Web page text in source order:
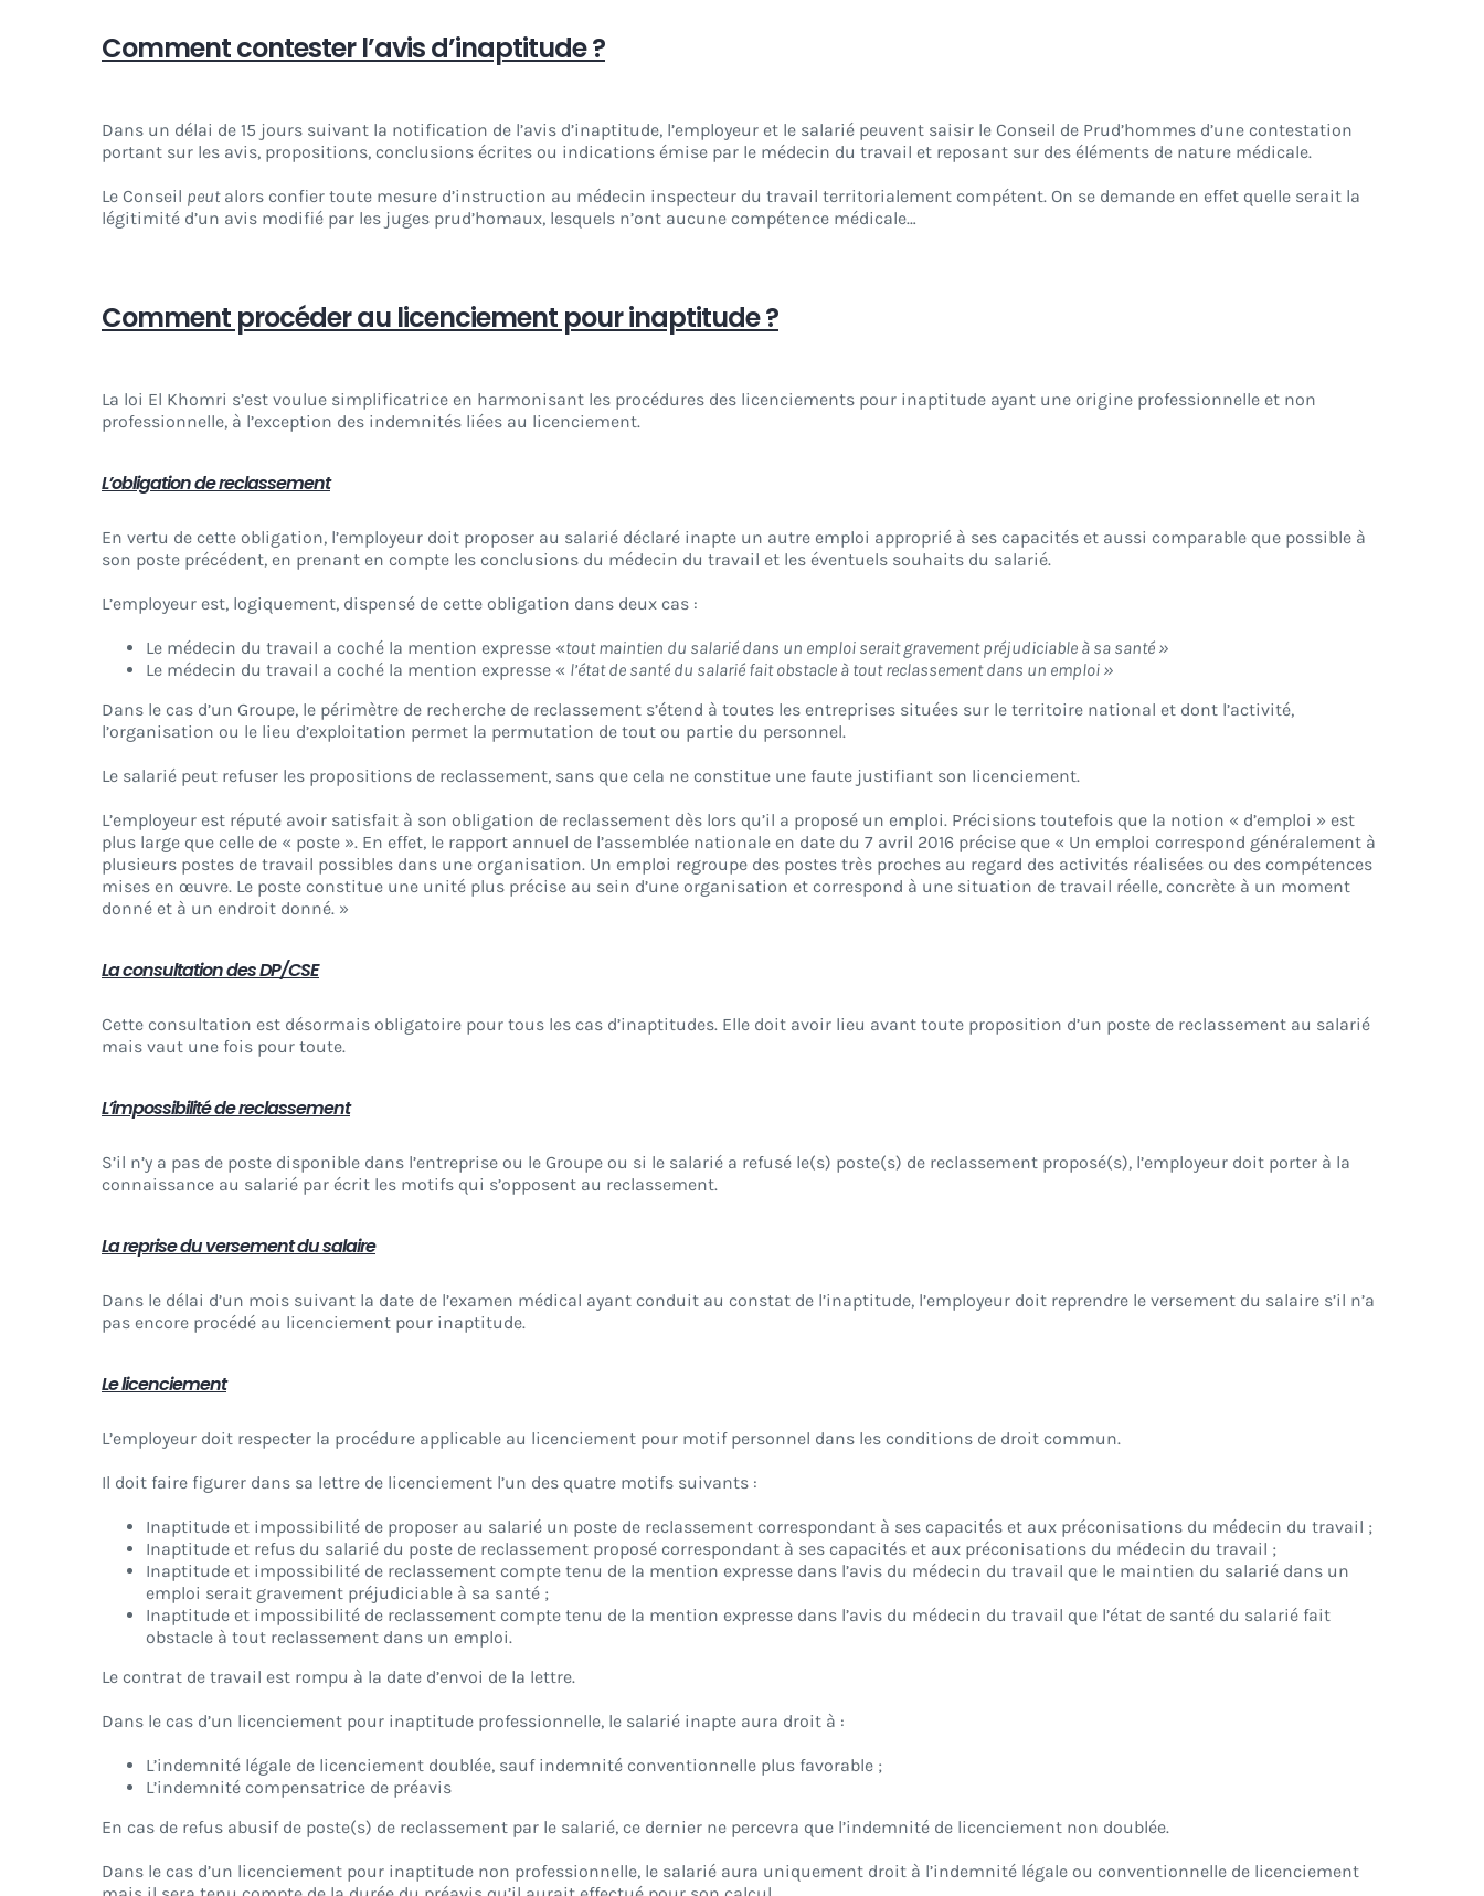
Comment contester l’avis d’inaptitude ?
Dans un délai de 15 jours suivant la notification de l’avis d’inaptitude, l’employeur et le salarié peuvent saisir le Conseil de Prud’hommes d’une contestation
portant sur les avis, propositions, conclusions écrites ou indications émise par le médecin du travail et reposant sur des éléments de nature médicale.
Le Conseil peutalors confier toute mesure d’instruction au médecin inspecteur du travail territorialement compétent. On se demande en effet quelle serait la
légitimité d’un avis modifié par les juges prud’homaux, lesquels n’ont aucune compétence médicale…
Comment procéder au licenciement pour inaptitude ?
La loi El Khomri s’est voulue simplificatrice en harmonisant les procédures des licenciements pour inaptitude ayant une origine professionnelle et non
professionnelle, à l’exception des indemnités liées au licenciement.
L’obligation de reclassement
En vertu de cette obligation, l’employeur doit proposer au salarié déclaré inapte un autre emploi approprié à ses capacités et aussi comparable que possible à
son poste précédent, en prenant en compte les conclusions du médecin du travail et les éventuels souhaits du salarié.
L’employeur est, logiquement, dispensé de cette obligation dans deux cas :
Le médecin du travail a coché la mention expresse «tout maintien du salarié dans un emploi serait gravement préjudiciable à sa santé »
Le médecin du travail a coché la mention expresse « l’état de santé du salarié fait obstacle à tout reclassement dans un emploi »
Dans le cas d’un Groupe, le périmètre de recherche de reclassement s’étend à toutes les entreprises situées sur le territoire national et dont l’activité,
l’organisation ou le lieu d’exploitation permet la permutation de tout ou partie du personnel.
Le salarié peut refuser les propositions de reclassement, sans que cela ne constitue une faute justifiant son licenciement.
L’employeur est réputé avoir satisfait à son obligation de reclassement dès lors qu’il a proposé un emploi. Précisions toutefois que la notion « d’emploi » est
plus large que celle de « poste ». En effet, le rapport annuel de l’assemblée nationale en date du 7 avril 2016 précise que « Un emploi correspond généralement à
plusieurs postes de travail possibles dans une organisation. Un emploi regroupe des postes très proches au regard des activités réalisées ou des compétences
mises en œuvre. Le poste constitue une unité plus précise au sein d’une organisation et correspond à une situation de travail réelle, concrète à un moment
donné et à un endroit donné. »
La consultation des DP/CSE
Cette consultation est désormais obligatoire pour tous les cas d’inaptitudes. Elle doit avoir lieu avant toute proposition d’un poste de reclassement au salarié
mais vaut une fois pour toute.
L’impossibilité de reclassement
S’il n’y a pas de poste disponible dans l’entreprise ou le Groupe ou si le salarié a refusé le(s) poste(s) de reclassement proposé(s), l’employeur doit porter à la
connaissance au salarié par écrit les motifs qui s’opposent au reclassement.
La reprise du versement du salaire
Dans le délai d’un mois suivant la date de l’examen médical ayant conduit au constat de l’inaptitude, l’employeur doit reprendre le versement du salaire s’il n’a
pas encore procédé au licenciement pour inaptitude.
Le licenciement
L’employeur doit respecter la procédure applicable au licenciement pour motif personnel dans les conditions de droit commun.
Il doit faire figurer dans sa lettre de licenciement l’un des quatre motifs suivants :
Inaptitude et impossibilité de proposer au salarié un poste de reclassement correspondant à ses capacités et aux préconisations du médecin du travail ;
Inaptitude et refus du salarié du poste de reclassement proposé correspondant à ses capacités et aux préconisations du médecin du travail ;
Inaptitude et impossibilité de reclassement compte tenu de la mention expresse dans l’avis du médecin du travail que le maintien du salarié dans un
emploi serait gravement préjudiciable à sa santé ;
Inaptitude et impossibilité de reclassement compte tenu de la mention expresse dans l’avis du médecin du travail que l’état de santé du salarié fait
obstacle à tout reclassement dans un emploi.
Le contrat de travail est rompu à la date d’envoi de la lettre.
Dans le cas d’un licenciement pour inaptitude professionnelle, le salarié inapte aura droit à :
L’indemnité légale de licenciement doublée, sauf indemnité conventionnelle plus favorable ;
L’indemnité compensatrice de préavis
En cas de refus abusif de poste(s) de reclassement par le salarié, ce dernier ne percevra que l’indemnité de licenciement non doublée.
Dans le cas d’un licenciement pour inaptitude non professionnelle, le salarié aura uniquement droit à l’indemnité légale ou conventionnelle de licenciement